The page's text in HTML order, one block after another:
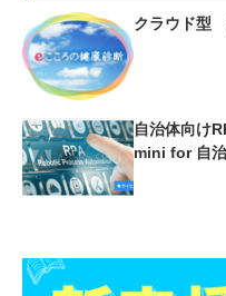
クラウド型
自治体向け
mini for 自治